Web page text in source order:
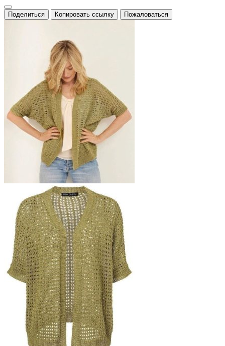
Поделиться Копировать ссылку Пожаловаться